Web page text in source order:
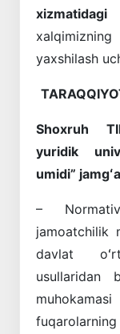
yaxshilash
Shoxruh
yuridik
umidi”
–
jamoatchilik
davlat
usullaridan